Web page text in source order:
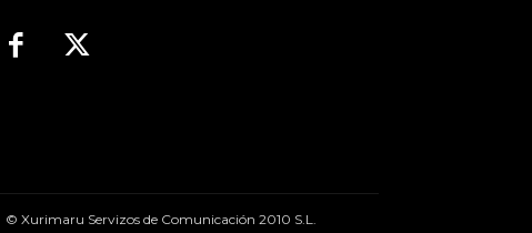
© Xurimaru Servizos de Comunicación 2010 S.L.